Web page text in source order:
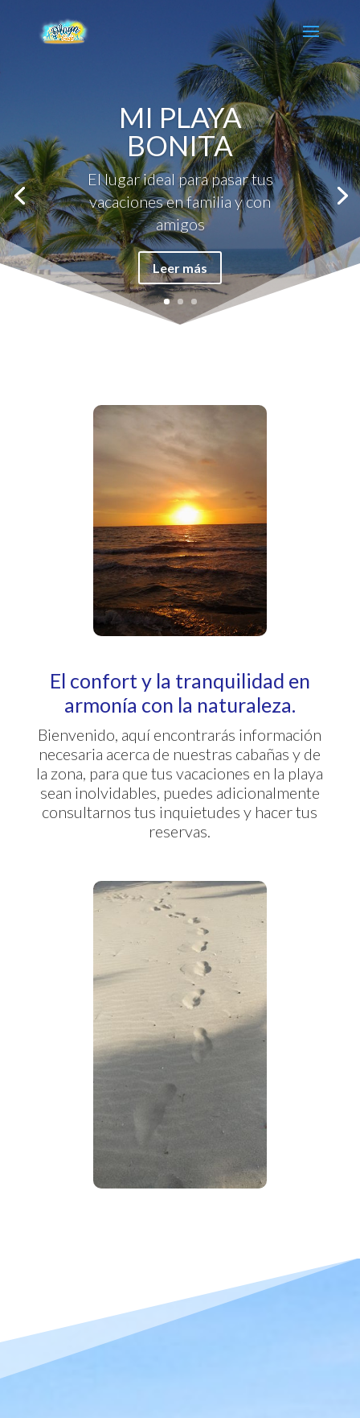
MI PLAYA
BONITA
El lugar ideal para pasar tus
vacaciones en familia y con
amigos
Leer más
El confort y la tranquilidad en
armonía con la naturaleza.
Bienvenido, aquí encontrarás información
necesaria acerca de nuestras cabañas y de
la zona, para que tus vacaciones en la playa
sean inolvidables, puedes adicionalmente
consultarnos tus inquietudes y hacer tus
reservas.